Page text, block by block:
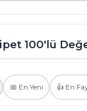
100'lü
📅 En Yeni 👍 En